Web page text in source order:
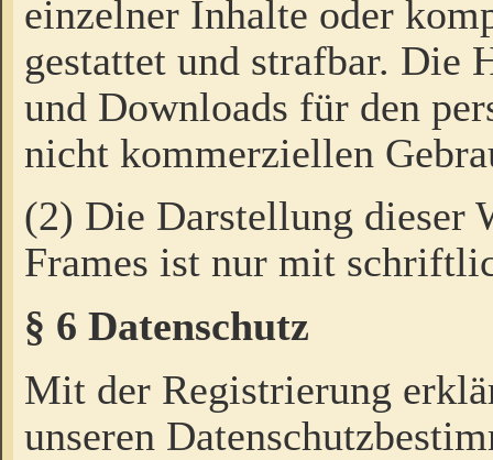
einzelner Inhalte oder
gestattet und strafbar. Die
und Downloads für den
nicht kommerziellen
(2) Die Darstellung dieser
Frames ist nur mit
§ 6 Datenschutz
Mit der Registrierung
unseren